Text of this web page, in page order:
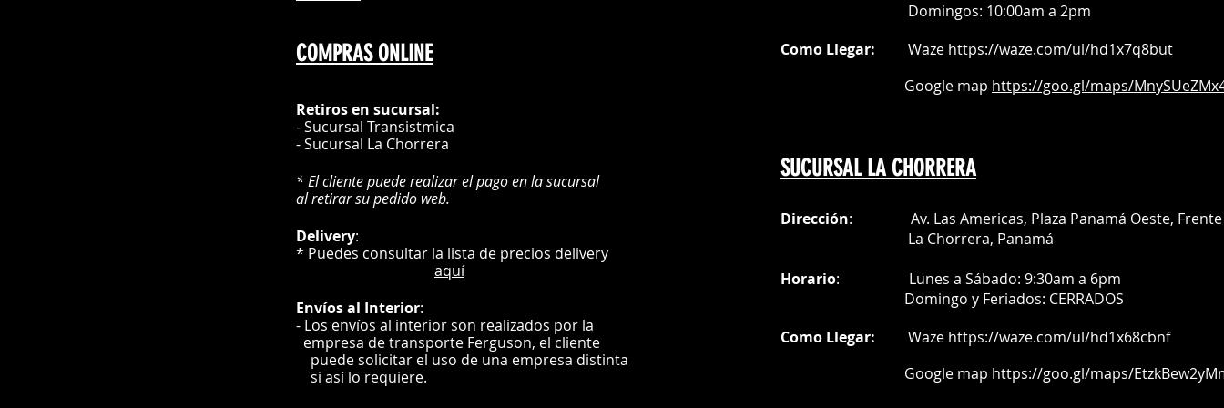
COMPRAS ONLINE
Retiros en sucursal:
- Sucursal Transistmica
- Sucursal La Chorrera
* El cliente puede realizar el pago en la sucursal
al retirar su pedido web.
Delivery:
* Puedes consultar la lista de precios delivery
aquí
Envíosal Interior:
- Los envíos al interior son realizados por la
empresa de transporte Ferguson, el cliente
puede solicitar el uso de una empresa distinta
si así lo requiere.
Domingos: 10:00am a 2pm
Como Llegar: Waze https://waze.com/ul/hd1x7q8but
Google map https://goo.gl/maps/
SUCURSAL LA CHORRERA
Dirección: Av. Las Americas, Plaza Panamá Oeste, Frente
La Chorrera, Panamá
Horario: Lunes a Sábado: 9:30am a 6pm
Domingo y Feriados: CERRADOS
Como Llegar: Waze https://waze.com/ul/hd1x68cbnf
Google map https://goo.gl/maps/